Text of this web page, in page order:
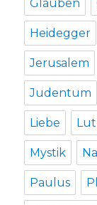
Glauben
Heidegger
Jerusalem
Judentum
Liebe
Mystik
Paulus